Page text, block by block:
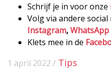
Schrijf je in voor onze
Volg via andere
Instagram,WhatsApp
Klets mee in de
1 april 2022 / Tips